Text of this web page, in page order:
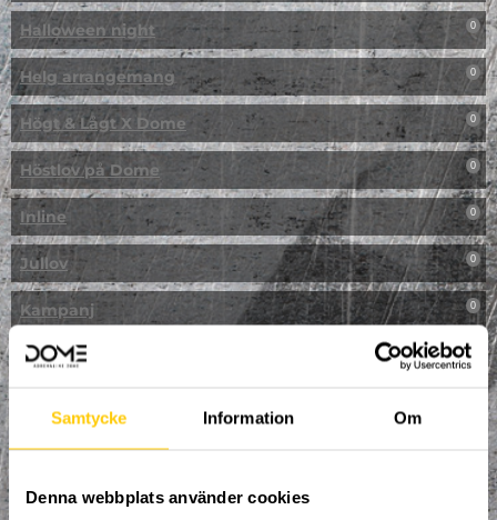
Samtycke Information Om
Denna webbplats använder cookies
Halloween night 0
Helg arrangemang 0
Högt & Lågt X Dome 0
Höstlov på Dome 0
Inline 0
Jullov 0
Kampanj 0
Kickbike 0
Klättring
LAN